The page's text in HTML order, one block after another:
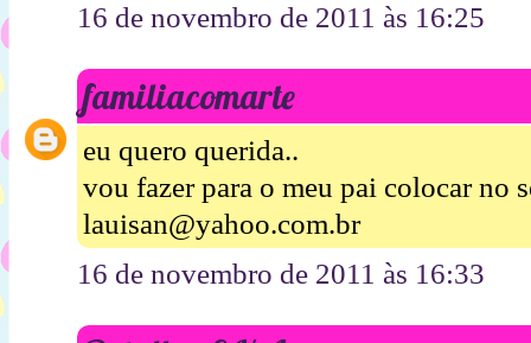
16 de novembro de 2011 às 16:25
familiacomarte
eu quero querida..
vou fazer para o meu pai colocar no
lauisan@yahoo.com.br
16 de novembro de 2011 às 16:33